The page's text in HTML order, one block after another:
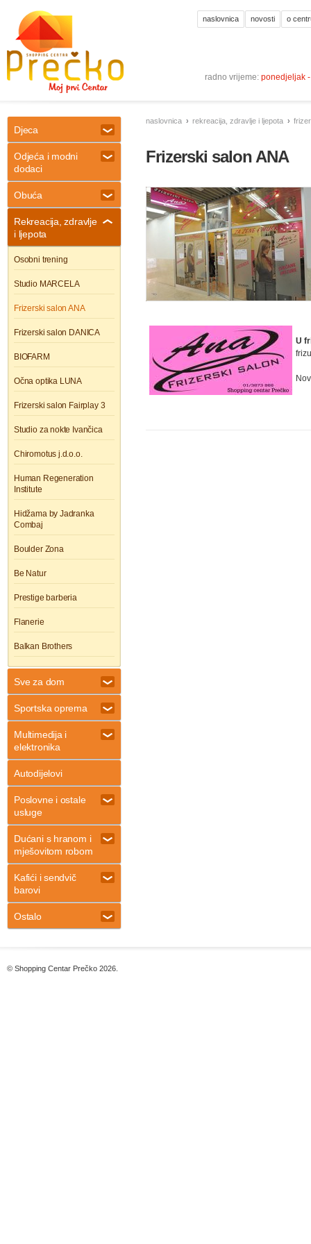
naslovnica novosti o
radno vrijeme: ponedjeljak
naslovnica rekreacija, zdravlje i ljepota
Frizerski salon ANA
U
Djeca
Odjeća i modni
dodaci
Obuća
Rekreacija, zdravlje
i ljepota
Osobni trening
Studio MARCELA
Frizerski salon ANA
Frizerski salon DANICA
BIOFARM
Očna optika LUNA
Frizerski salon Fairplay 3
Studio za nokte Ivančica
Chiromotus j.d.o.o.
Human Regeneration
Institute
Hidžama by Jadranka
Combaj
Boulder Zona
Be Natur
Prestige barberia
Flanerie
Balkan Brothers
Sve za dom
Sportska oprema
Multimedija i
elektronika
Autodijelovi
Poslovne i ostale
usluge
Dućani s hranom i
mješovitom robom
Kafići i sendvič
barovi
Ostalo
© Shopping Centar Prečko 2026.